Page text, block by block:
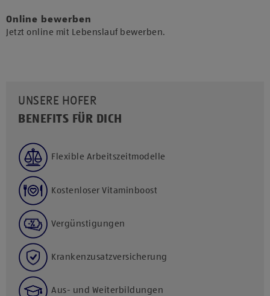
Online bewerben
Jetzt online mit Lebenslauf bewerben.
UNSERE HOFER
BENEFITS FÜR DICH
Flexible Arbeitszeitmodelle
Kostenloser Vitaminboost
Vergünstigungen
Krankenzusatzversicherung
Aus- und Weiterbildungen